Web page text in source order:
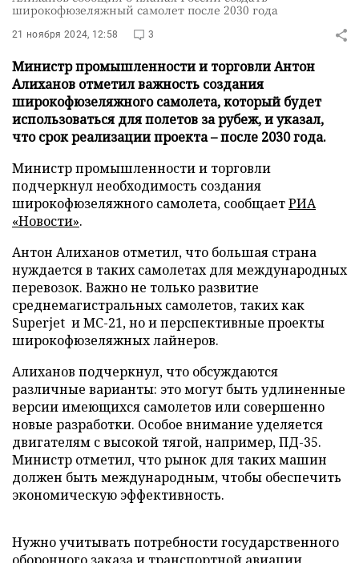
широкофюзеляжный самолет после 2030 года
21 ноября 2024, 12:58 3
Министр промышленности и торговли Антон
Алиханов отметил важность создания
широкофюзеляжного самолета, который будет
использоваться для полетов за рубеж, и указал,
что срок реализации проекта – после 2030 года.
Министр промышленности и торговли
подчеркнул необходимость создания
широкофюзеляжного самолета, сообщаетРИА
«Новости».
Антон Алиханов отметил, что большая страна
нуждается в таких самолетах для международных
перевозок. Важно не только развитие
среднемагистральных самолетов, таких как
Superjet и МС-21, но и перспективные проекты
широкофюзеляжных лайнеров.
Алиханов подчеркнул, что обсуждаются
различные варианты: это могут быть удлиненные
версии имеющихся самолетов или совершенно
новые разработки. Особое внимание уделяется
двигателям с высокой тягой, например, ПД-35.
Министр отметил, что рынок для таких машин
должен быть международным, чтобы обеспечить
экономическую эффективность.
Нужно учитывать потребности государственного